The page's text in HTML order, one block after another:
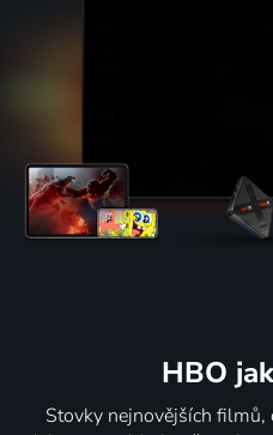
HBO
Stovky nejnovějších filmů,